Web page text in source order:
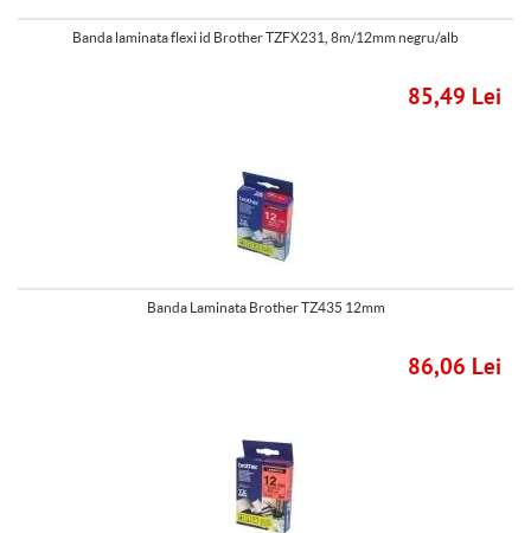
Banda laminata flexi id Brother TZFX231, 8m/12mm negru/alb
85,49 Lei
Banda Laminata Brother TZ435 12mm
86,06 Lei